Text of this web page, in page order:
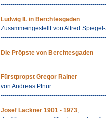
Ludwig II. in Berchtesgaden
Zusammengestellt von Alfred
Die Pröpste von Berchtesgaden
Fürstpropst Gregor Rainer
von Andreas Pfnür
Josef Lackner 1901 - 1973,